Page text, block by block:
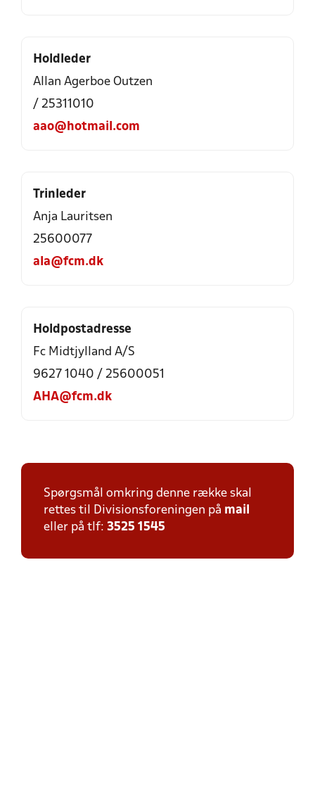
Holdleder
Allan Agerboe Outzen
/ 25311010
aao@hotmail.com
Trinleder
Anja Lauritsen
25600077
ala@fcm.dk
Holdpostadresse
Fc Midtjylland A/S
9627 1040 / 25600051
AHA@fcm.dk
Spørgsmål omkring denne række skal
rettes til Divisionsforeningen på mail
eller på tlf: 3525 1545